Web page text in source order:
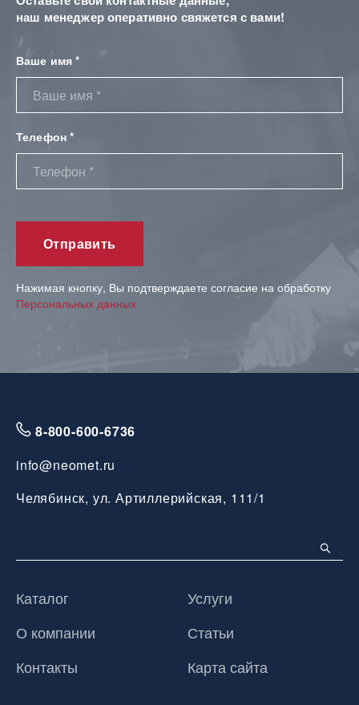
наш менеджер оперативно свяжется с вами!
Ваше имя *
Телефон *
Нажимая кнопку, Вы подтверждаете согласие на обработку
Персональных данных
8-800-600-6736
info@neomet.ru
Челябинск, ул. Артиллерийская, 111/1
Каталог
Услуги
О компании
Статьи
Контакты
Карта сайта